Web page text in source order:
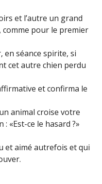
et l’autre un grand
comme pour le premier
en séance spirite, si
cet autre chien perdu
et confirma le
animal croise votre
«Est-ce le hasard ?»
et aimé autrefois et qui